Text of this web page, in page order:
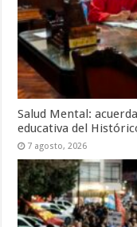
Salud Mental:
educativa del
7 agosto, 2026